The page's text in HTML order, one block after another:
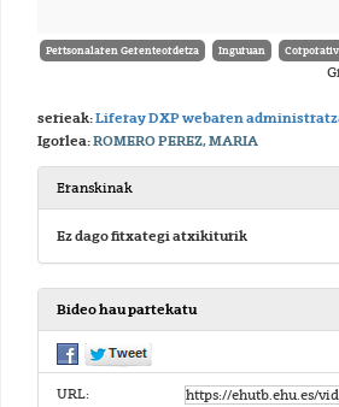
Pertsonalaren Gerenteordetza Inguruan
serieak:Liferay DXP webaren
Igorlea:ROMERO PEREZ, MARIA
Eranskinak
Ez dago fitxategi atxikiturik
Bideo hau partekatu
URL: